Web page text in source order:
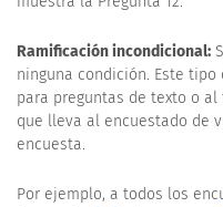
Ramificación incondicional:
ninguna condición. Este
para preguntas de texto o
que lleva al encuestado de
encuesta.
Por ejemplo, a todos los